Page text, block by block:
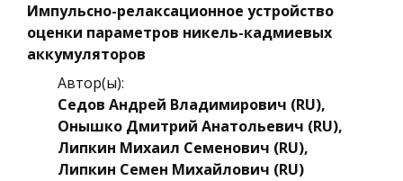
Импульсно-релаксационное устройство
оценки параметров никель-кадмиевых
аккумуляторов
Автор(ы):
Седов Андрей Владимирович (RU),
Онышко Дмитрий Анатольевич (RU),
Липкин Михаил Семенович (RU),
Липкин Семен Михайлович (RU)